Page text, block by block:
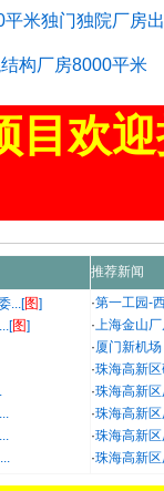
米独门独院厂房
构厂房8000平米
目欢
推荐新闻
...[图]
图]
·第一工园-
·上海金山
·厦门新机
·珠海高新
·珠海高新
·珠海高新
·珠海高新
·珠海高新